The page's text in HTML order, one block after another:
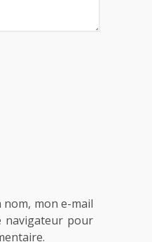
mon e-mail
navigateur pour